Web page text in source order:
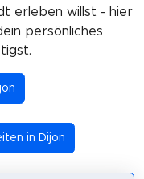
erleben willst - hier
persönliches
in Dijon